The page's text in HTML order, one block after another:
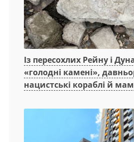
Із пересохлих Рейну і
«голодні камені»,
нацистські кораблі й